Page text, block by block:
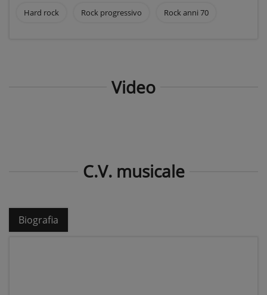
Hard rock Rock progressivo Rock anni 70
Video
C.V. musicale
Biografia